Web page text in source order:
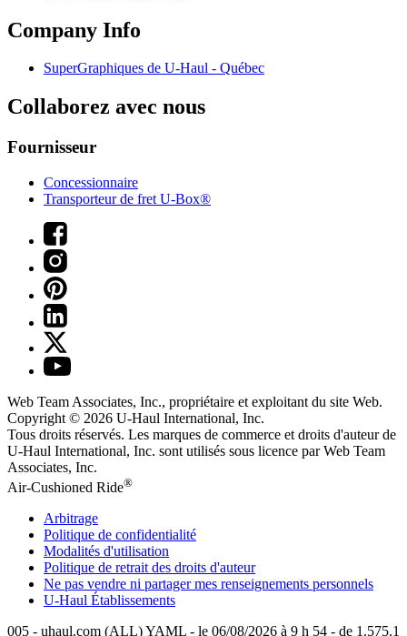
Company Info
SuperGraphiques de U-Haul - Québec
Collaborez avec nous
Fournisseur
Concessionnaire
Transporteur de fret U-Box®
Web Team Associates, Inc., propriétaire et exploitant du site Web.
Copyright © 2026 U-Haul International, Inc.
Tous droits réservés. Les marques de commerce et droits d'auteur de
U-Haul International, Inc. sont utilisés sous licence par Web Team
Associates, Inc.
Air-Cushioned Ride®
Arbitrage
Politique de confidentialité
Modalités d'utilisation
Politique de retrait des droits d'auteur
Ne pas vendre ni partager mes renseignements personnels
U-Haul Établissements
005 - uhaul.com (ALL) YAML - le 06/08/2026 à 9 h 54 - de 1.575.1